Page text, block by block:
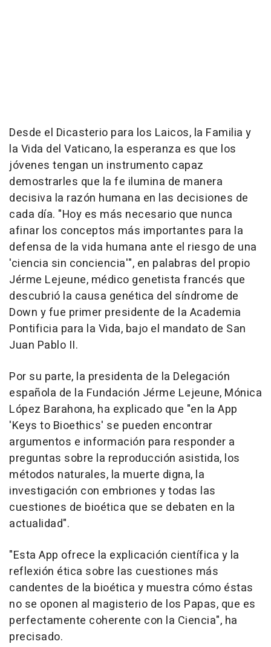
Desde el Dicasterio para los Laicos, la Familia y
la Vida del Vaticano, la esperanza es que los
jóvenes tengan un instrumento capaz
demostrarles que la fe ilumina de manera
decisiva la razón humana en las decisiones de
cada día. "Hoy es más necesario que nunca
afinar los conceptos más importantes para la
defensa de la vida humana ante el riesgo de una
'ciencia sin conciencia'", en palabras del propio
Jérme Lejeune, médico genetista francés que
descubrió la causa genética del síndrome de
Down y fue primer presidente de la Academia
Pontificia para la Vida, bajo el mandato de San
Juan Pablo II.
Por su parte, la presidenta de la Delegación
española de la Fundación Jérme Lejeune, Mónica
López Barahona, ha explicado que "en la App
'Keys to Bioethics' se pueden encontrar
argumentos e información para responder a
preguntas sobre la reproducción asistida, los
métodos naturales, la muerte digna, la
investigación con embriones y todas las
cuestiones de bioética que se debaten en la
actualidad".
"Esta App ofrece la explicación científica y la
reflexión ética sobre las cuestiones más
candentes de la bioética y muestra cómo éstas
no se oponen al magisterio de los Papas, que es
perfectamente coherente con la Ciencia", ha
precisado.